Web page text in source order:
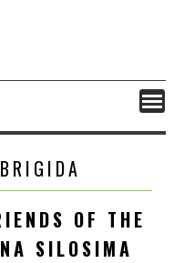
OF THE
SILOSIMA